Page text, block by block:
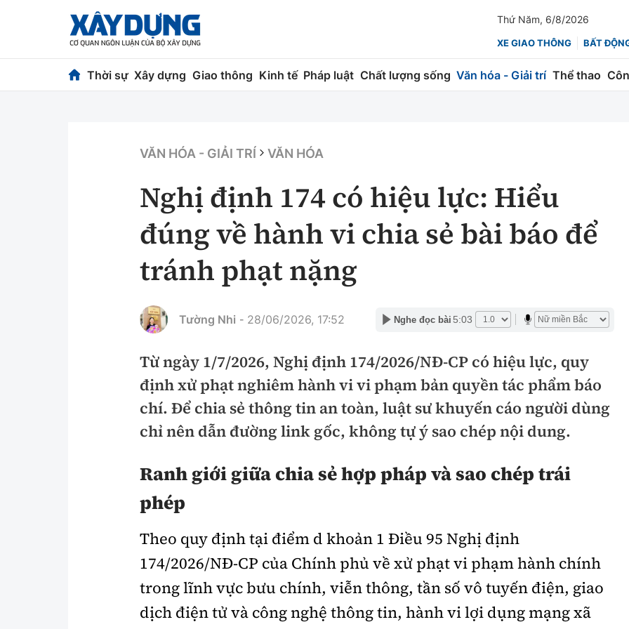
Thứ Năm, 6/8/2026
XE GIAO THÔNG BẤT
Thời sự Xây dựng Giao thông Kinh tế Pháp luật Chất lượng sống Văn hóa - Giải trí Thể thao
Chuyện dọc đường
Chỉ đạo điều hành
Vật liệu xây dựng
Giám định chất lượng
Quản lý đô thị
Hàng không
Đường sắt
Hàng hải
Đường sắt đô thị
Nhà thầu
Thi viết về Ngành
Tài chính
Chứng khoán
Bảo hiểm
An ninh hình sự
An toàn giao thông
Giao thông 24h
ATGT địa phương
Văn hóa giao thông
Chung tay vì ATGT
Chất lượng sống Văn hóa - Giải Trí
Văn hóa
Thể thao
Bóng đá
Công nghệ
Công nghệ mới
VĂN HÓA - GIẢI TRÍ VĂN HÓA
Nghị định 174 có hiệu lực: Hiểu
đúng về hành vi chia sẻ bài báo để
tránh phạt nặng
Tường Nhi - 28/06/2026, 17:52 Nghe đọc bài 5:03
Từ ngày 1/7/2026, Nghị định 174/2026/NĐ-CP có hiệu lực, quy
định xử phạt nghiêm hành vi vi phạm bản quyền tác phẩm báo
chí. Để chia sẻ thông tin an toàn, luật sư khuyến cáo người dùng
chỉ nên dẫn đường link gốc, không tự ý sao chép nội dung.
Ranh giới giữa chia sẻ hợp pháp và sao chép trái
phép
Theo quy định tại điểm d khoản 1 Điều 95 Nghị định
174/2026/NĐ-CP của Chính phủ về xử phạt vi phạm hành chính
trong lĩnh vực bưu chính, viễn thông, tần số vô tuyến điện, giao
dịch điện tử và công nghệ thông tin, hành vi lợi dụng mạng xã